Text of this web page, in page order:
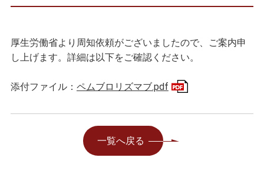
厚生労働省より周知依頼がございましたので、ご案内申
し上げます。詳細は以下をご確認ください。
添付ファイル： ペムブロリズマブ.pdf
一覧へ戻る